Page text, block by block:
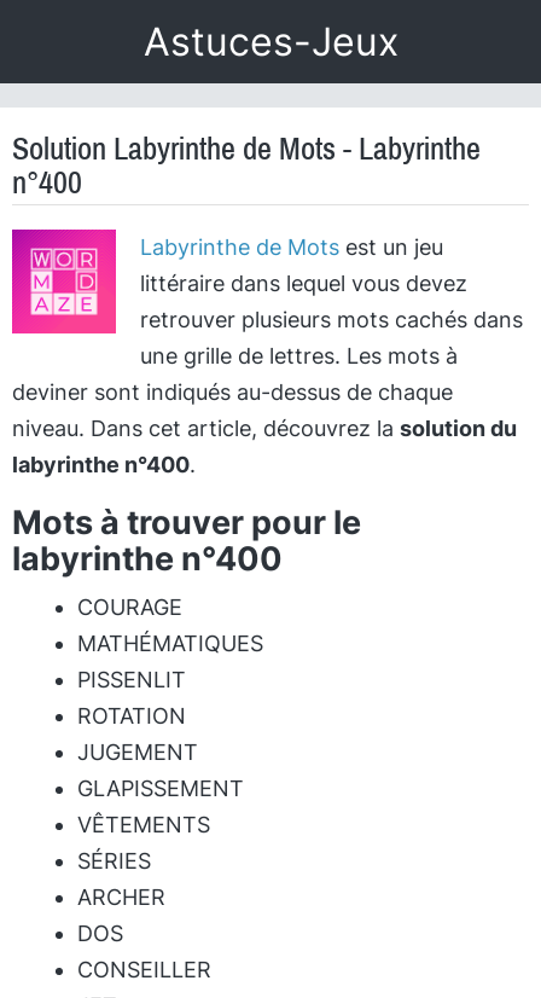
Astuces-Jeux
Solution Labyrinthe de Mots - Labyrinthe
n°400
Labyrinthe de Motsest un jeu
littéraire dans lequel vous devez
retrouver plusieurs mots cachés dans
une grille de lettres. Les mots à
deviner sont indiqués au-dessus de chaque
niveau. Dans cet article, découvrez la solution du
labyrinthe n°400.
Mots à trouver pour le
labyrinthe n°400
COURAGE
MATHÉMATIQUES
PISSENLIT
ROTATION
JUGEMENT
GLAPISSEMENT
VÊTEMENTS
SÉRIES
ARCHER
DOS
CONSEILLER